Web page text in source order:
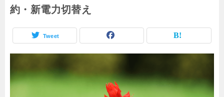
約・新電力切替え
Tweet